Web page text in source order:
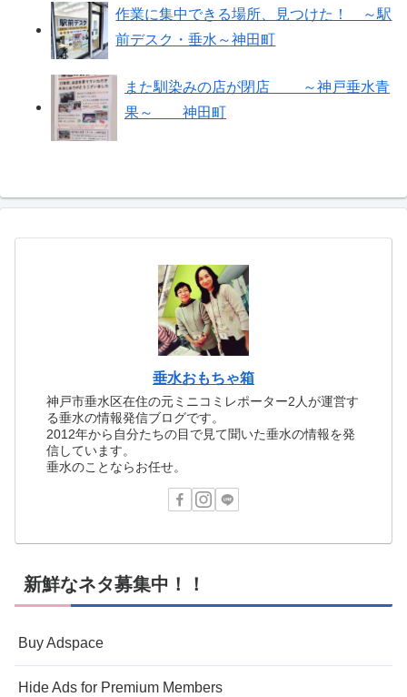
作業に集中できる場所、見つけた！ ～駅
前デスク・垂水～神田町
また馴染みの店が閉店 ～神戸垂水青
果～ 神田町
垂水おもちゃ箱
神戸市垂水区在住の元ミニコミレポーター2人が運営す
る垂水の情報発信ブログです。
2012年から自分たちの目で見て聞いた垂水の情報を発
信しています。
垂水のことならお任せ。
新鮮なネタ募集中！！
Buy Adspace
Hide Ads for Premium Members